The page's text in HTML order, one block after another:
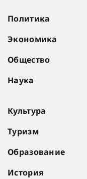
Политика
Экономика
Общество
Наука
Культура
Туризм
Образование
История